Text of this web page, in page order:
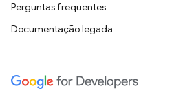
Perguntas frequentes
Documentação legada